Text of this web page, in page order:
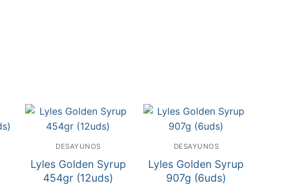
DESAYUNOS
Lyles Golden Syrup
454gr (12uds)
DESAYUNOS
Lyles Golden Syrup
907g (6uds)